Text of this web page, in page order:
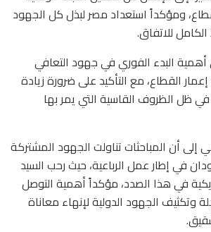
ومؤكداً استعداد مصر لبذل كل الجهود
الكامل للاتفاق.
البدء الفوري في جهود التعافي
القطاع، مع التأكيد على ضرورة زيادة
في ظل الظروف القاسية التي يمر بها
إلى أن المباحثات تناولت الجهود المشتركة
في إطار عمل الرباعية، حيث رحب السيد
في هذا الصدد، مؤكداً أهمية التوصل
وتكثيف الجهود الدولية لإنهاء معاناة